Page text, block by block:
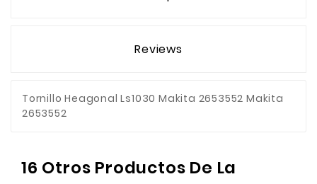
Reviews
Tornillo Heagonal Ls1030 Makita 2653552 Makita
2653552
16 Otros Productos De La